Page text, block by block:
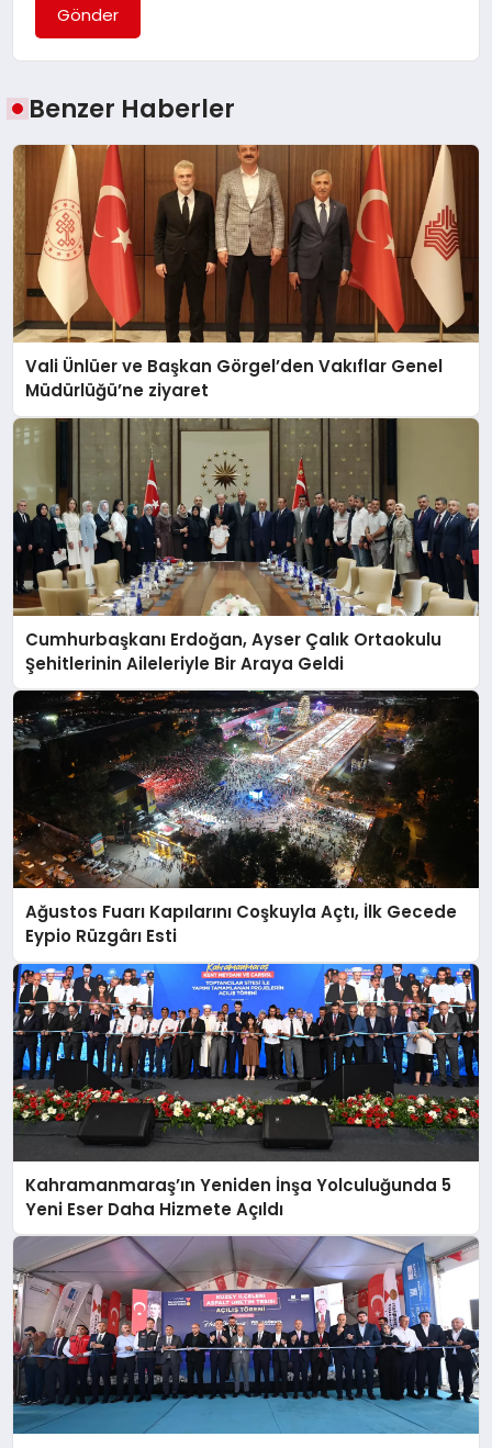
Gönder
Benzer Haberler
Vali Ünlüer ve Başkan Görgel’den Vakıflar Genel
Müdürlüğü’ne ziyaret
Cumhurbaşkanı Erdoğan, Ayser Çalık Ortaokulu
Şehitlerinin Aileleriyle Bir Araya Geldi
Ağustos Fuarı Kapılarını Coşkuyla Açtı, İlk Gecede
Eypio Rüzgârı Esti
Kahramanmaraş’ın Yeniden İnşa Yolculuğunda 5
Yeni Eser Daha Hizmete Açıldı